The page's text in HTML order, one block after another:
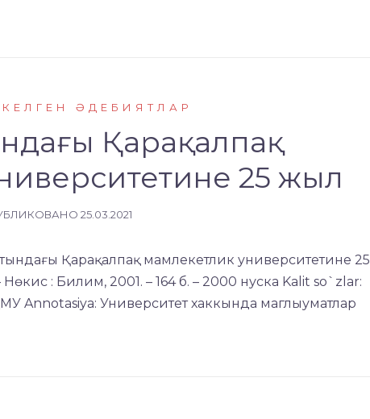
ӘДЕБИЯТЛАР
Қарақалпақ
25 жыл
25.03.2021
Қарақалпақ мамлекетлик университетине 25
: Билим, 2001. – 164 б. – 2000 нуска Kalit so`zlar:
Annotasiya: Университет хаккында маглыуматлар